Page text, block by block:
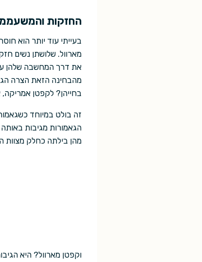
החזקות
בעייתי עוד יותר הוא
מארוול. שלושתן נשים
את דרך המחשבה שלהן על
מהבחינה הזאת הצרה
בחייהן? לקפטן אמריקה,
זה בולט במיוחד
הגאמורות מגיבות
מהן בילתה כחלק מצוות
וקפטן מארוול? היא